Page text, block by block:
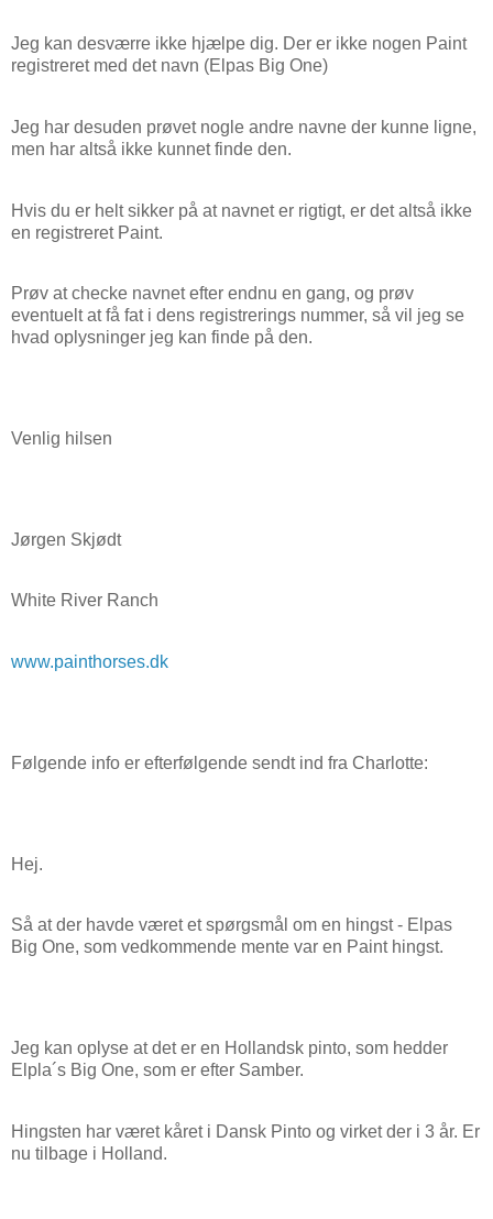
Jeg kan desværre ikke hjælpe dig. Der er ikke nogen Paint
registreret med det navn (Elpas Big One)
Jeg har desuden prøvet nogle andre navne der kunne ligne,
men har altså ikke kunnet finde den.
Hvis du er helt sikker på at navnet er rigtigt, er det altså ikke
en registreret Paint.
Prøv at checke navnet efter endnu en gang, og prøv
eventuelt at få fat i dens registrerings nummer, så vil jeg se
hvad oplysninger jeg kan finde på den.
Venlig hilsen
Jørgen Skjødt
White River Ranch
www.painthorses.dk
Følgende info er efterfølgende sendt ind fra Charlotte:
Hej.
Så at der havde været et spørgsmål om en hingst - Elpas
Big One, som vedkommende mente var en Paint hingst.
Jeg kan oplyse at det er en Hollandsk pinto, som hedder
Elpla´s Big One, som er efter Samber.
Hingsten har været kåret i Dansk Pinto og virket der i 3 år. Er
nu tilbage i Holland.